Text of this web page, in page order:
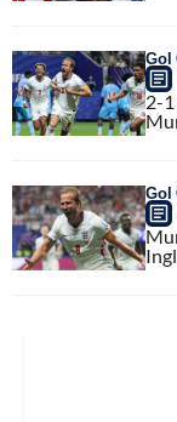
Gol
2-1
Gol